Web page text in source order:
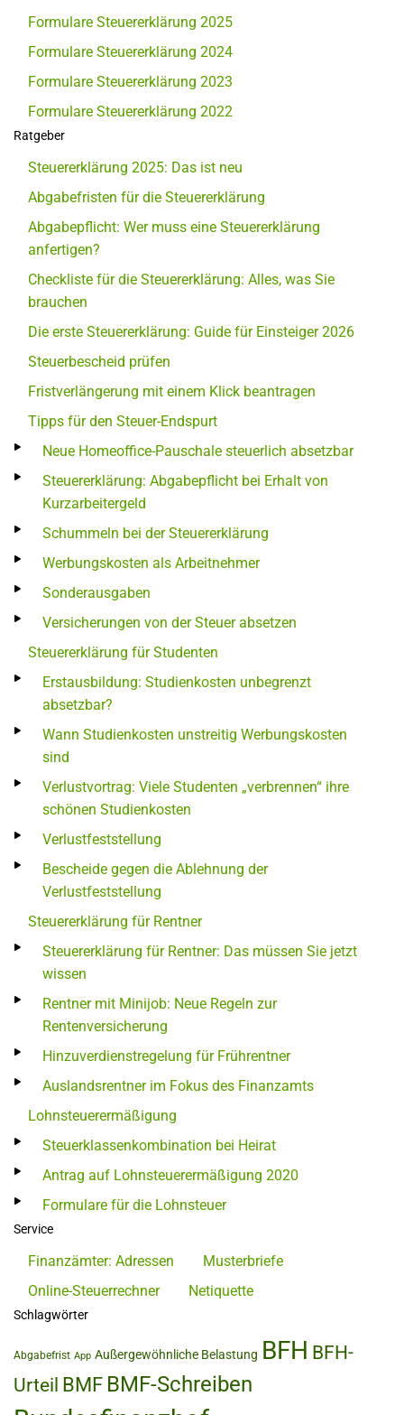
Formulare Steuererklärung 2025
Formulare Steuererklärung 2024
Formulare Steuererklärung 2023
Formulare Steuererklärung 2022
Ratgeber
Steuererklärung 2025: Das ist neu
Abgabefristen für die Steuererklärung
Abgabepflicht: Wer muss eine Steuererklärung
anfertigen?
Checkliste für die Steuererklärung: Alles, was Sie
brauchen
Die erste Steuererklärung: Guide für Einsteiger 2026
Steuerbescheid prüfen
Fristverlängerung mit einem Klick beantragen
Tipps für den Steuer-Endspurt
Neue Homeoffice-Pauschale steuerlich absetzbar
Steuererklärung: Abgabepflicht bei Erhalt von
Kurzarbeitergeld
Schummeln bei der Steuererklärung
Werbungskosten als Arbeitnehmer
Sonderausgaben
Versicherungen von der Steuer absetzen
Steuererklärung für Studenten
Erstausbildung: Studienkosten unbegrenzt
absetzbar?
Wann Studienkosten unstreitig Werbungskosten
sind
Verlustvortrag: Viele Studenten „verbrennen“ ihre
schönen Studienkosten
Verlustfeststellung
Bescheide gegen die Ablehnung der
Verlustfeststellung
Steuererklärung für Rentner
Steuererklärung für Rentner: Das müssen Sie jetzt
wissen
Rentner mit Minijob: Neue Regeln zur
Rentenversicherung
Hinzuverdienstregelung für Frührentner
Auslandsrentner im Fokus des Finanzamts
Lohnsteuerermäßigung
Steuerklassenkombination bei Heirat
Antrag auf Lohnsteuerermäßigung 2020
Formulare für die Lohnsteuer
Service
Finanzämter: Adressen
Musterbriefe
Online-Steuerrechner
Netiquette
Schlagwörter
Abgabefrist App Außergewöhnliche Belastung BFH BFH-
Urteil BMF BMF-Schreiben